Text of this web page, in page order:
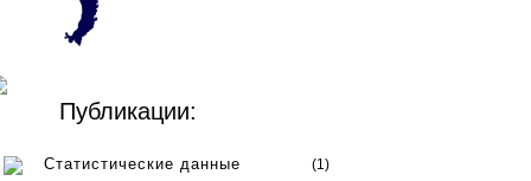
Публикации:
Статистические данные (1)